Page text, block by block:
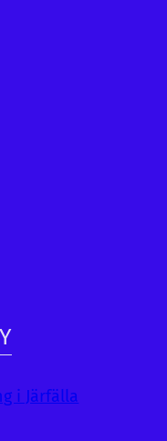
i Järfälla